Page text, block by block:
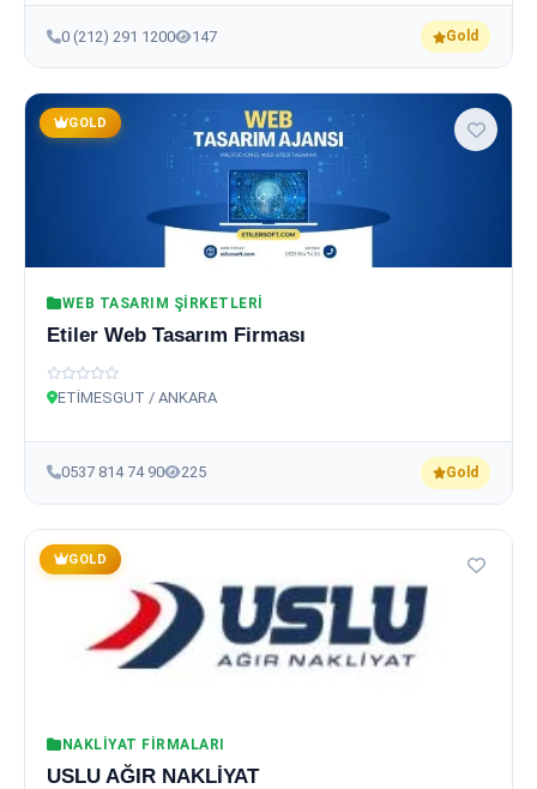
0 (212) 291 1200 147 Gold
GOLD
WEB TASARIM ŞIRKETLERI
Etiler Web Tasarım Firması
ETİMESGUT / ANKARA
0537 814 74 90 225 Gold
GOLD
NAKLIYAT FIRMALARI
USLU AĞIR NAKLİYAT